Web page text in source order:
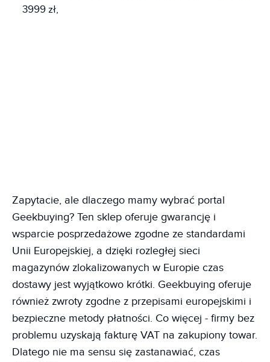
3999 zł,
Zapytacie, ale dlaczego mamy wybrać portal
Geekbuying? Ten sklep oferuje gwarancję i
wsparcie posprzedażowe zgodne ze standardami
Unii Europejskiej, a dzięki rozległej sieci
magazynów zlokalizowanych w Europie czas
dostawy jest wyjątkowo krótki. Geekbuying oferuje
również zwroty zgodne z przepisami europejskimi i
bezpieczne metody płatności. Co więcej - firmy bez
problemu uzyskają fakturę VAT na zakupiony towar.
Dlatego nie ma sensu się zastanawiać, czas